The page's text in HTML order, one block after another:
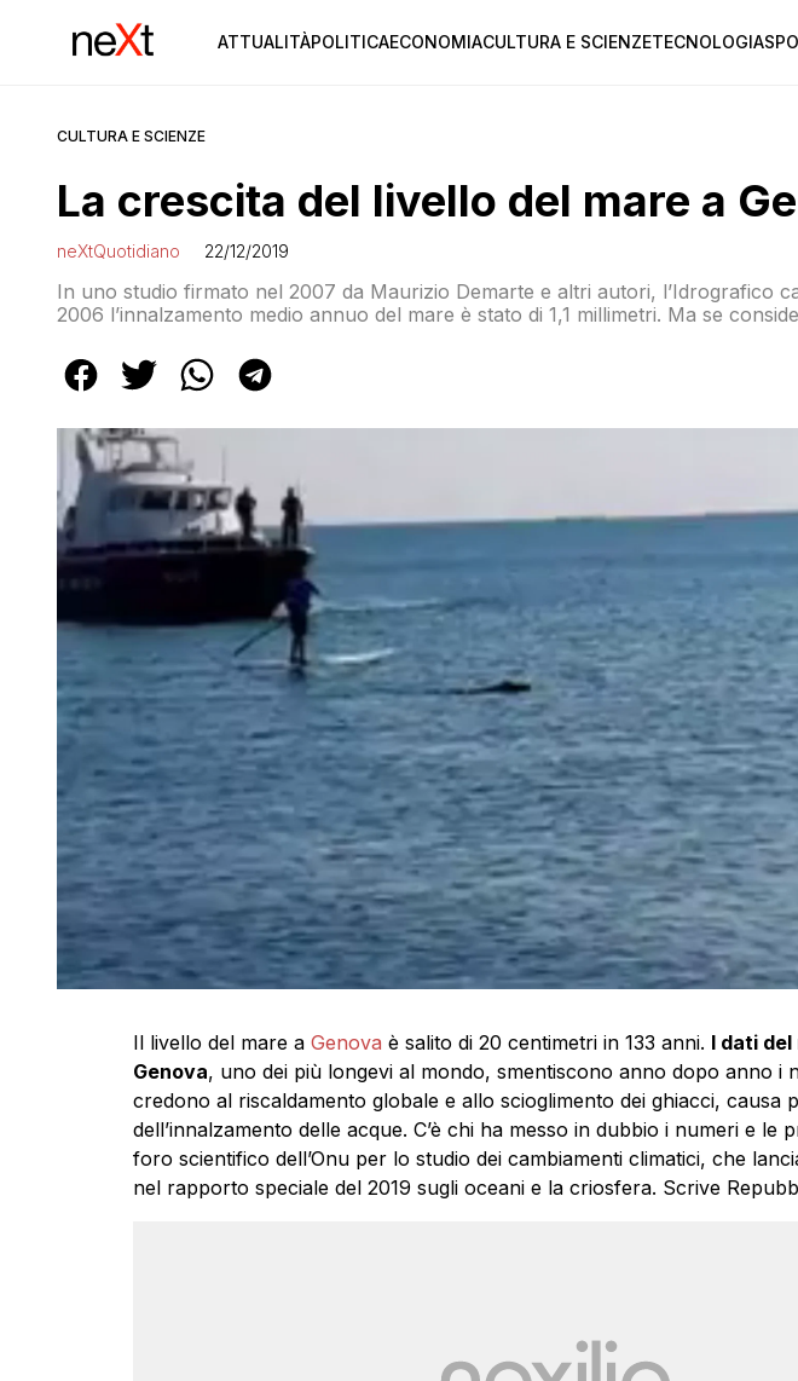
ATTUALITÀPOLITICAECONOMIACULTURA E SCIENZETECNOLOGIA
CULTURA E SCIENZE
La crescita del livello del mare a
neXtQuotidiano 22/12/2019
In uno studio firmato nel 2007 da Maurizio Demarte e altri autori, l’Idrografico
2006 l’innalzamento medio annuo del mare è stato di 1,1 millimetri. Ma se
Il livello del mare a Genova è salito di 20 centimetri in 133 anni. I dati
Genova, uno dei più longevi al mondo, smentiscono anno dopo anno i
credono al riscaldamento globale e allo scioglimento dei ghiacci, causa
dell’innalzamento delle acque. C’è chi ha messo in dubbio i numeri e le
foro scientifico dell’Onu per lo studio dei cambiamenti climatici, che
nel rapporto speciale del 2019 sugli oceani e la criosfera. Scrive